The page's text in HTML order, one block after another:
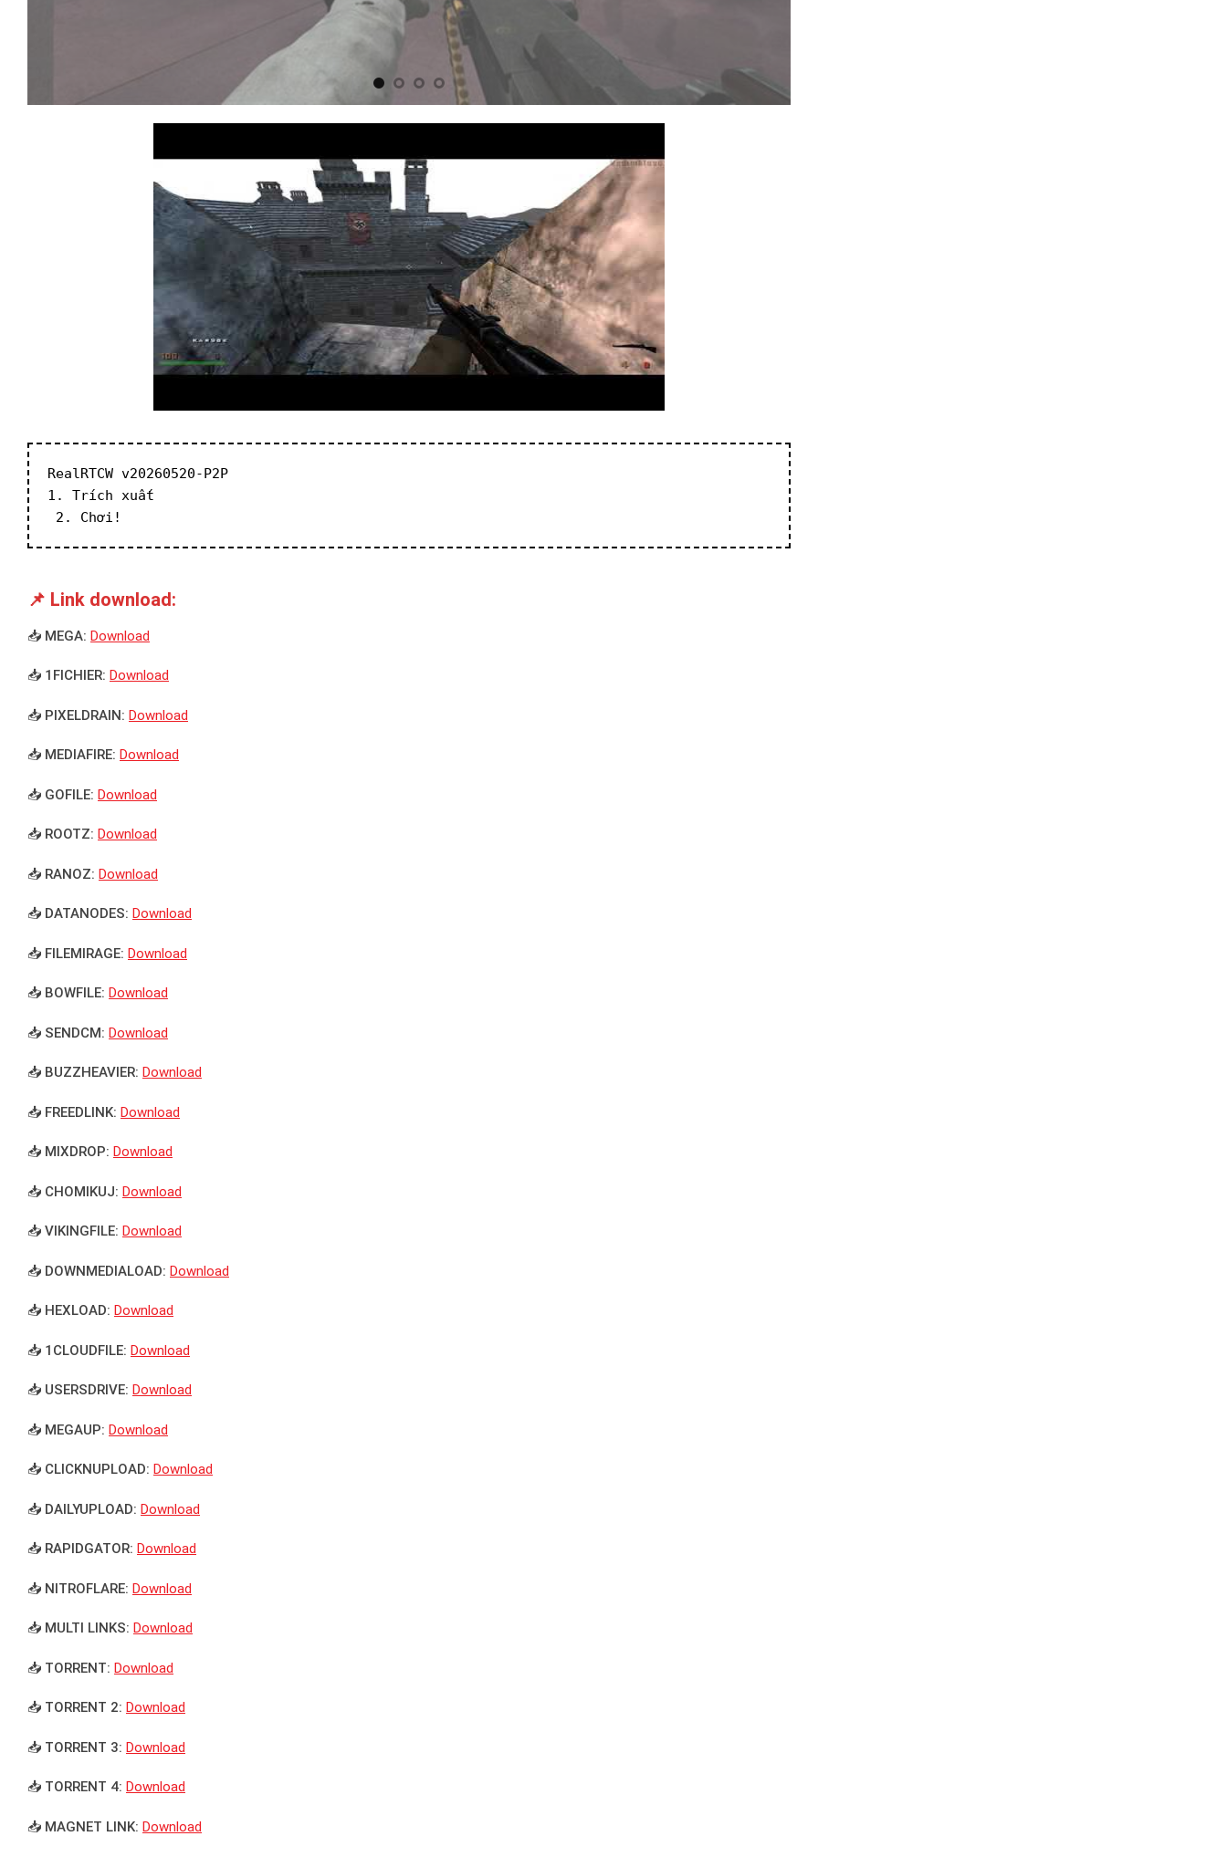
RealRTCW v20260520-P2P
1. Trích xuất
2. Chơi!
📌 Link download:
📥 MEGA: Download
📥 1FICHIER: Download
📥 PIXELDRAIN: Download
📥 MEDIAFIRE: Download
📥 GOFILE: Download
📥 ROOTZ: Download
📥 RANOZ: Download
📥 DATANODES: Download
📥 FILEMIRAGE: Download
📥 BOWFILE: Download
📥 SENDCM: Download
📥 BUZZHEAVIER: Download
📥 FREEDLINK: Download
📥 MIXDROP: Download
📥 CHOMIKUJ: Download
📥 VIKINGFILE: Download
📥 DOWNMEDIALOAD: Download
📥 HEXLOAD: Download
📥 1CLOUDFILE: Download
📥 USERSDRIVE: Download
📥 MEGAUP: Download
📥 CLICKNUPLOAD: Download
📥 DAILYUPLOAD: Download
📥 RAPIDGATOR: Download
📥 NITROFLARE: Download
📥 MULTI LINKS: Download
📥 TORRENT: Download
📥 TORRENT 2: Download
📥 TORRENT 3: Download
📥 TORRENT 4: Download
📥 MAGNET LINK: Download